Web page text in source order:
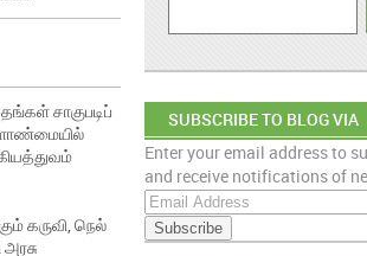
சாகுபடிப்
கருவி, நெல்
SUBSCRIBE TO BLOG VIA
EMAIL
Enter your email address to
and receive notifications of
E
m
a